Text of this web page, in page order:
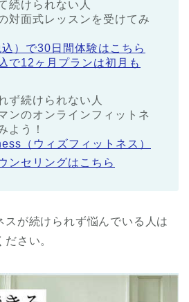
続けられない人
面式レッスンを受けてみ
）で30日間体験はこちら
で12ヶ月プランは初月も
ず続けられない人
のオンラインフィットネ
よう！
（ウィズフィットネス）
ンセリングはこちら
スが続けられず悩んでいる人は
さい。